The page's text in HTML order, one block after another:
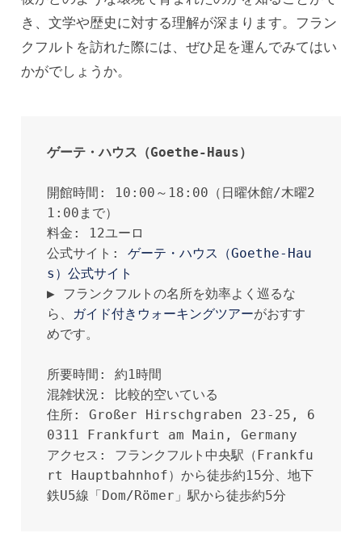
き、文学や歴史に対する理解が深まります。フラン
クフルトを訪れた際には、ぜひ足を運んでみてはい
かがでしょうか。
ゲーテ・ハウス（Goethe-Haus）
開館時間: 10:00～18:00（日曜休館/木曜2
1:00まで）
料金: 12ユーロ
公式サイト: ゲーテ・ハウス（Goethe-Hau
s）公式サイト
▶︎ フランクフルトの名所を効率よく巡るな
ら、
ガイド付きウォーキングツアーがおすす
めです。
所要時間: 約1時間
混雑状況: 比較的空いている
住所: Großer Hirschgraben 23-25, 6
0311 Frankfurt am Main, Germany
アクセス: フランクフルト中央駅（Frankfu
rt Hauptbahnhof）から徒歩約15分、地下